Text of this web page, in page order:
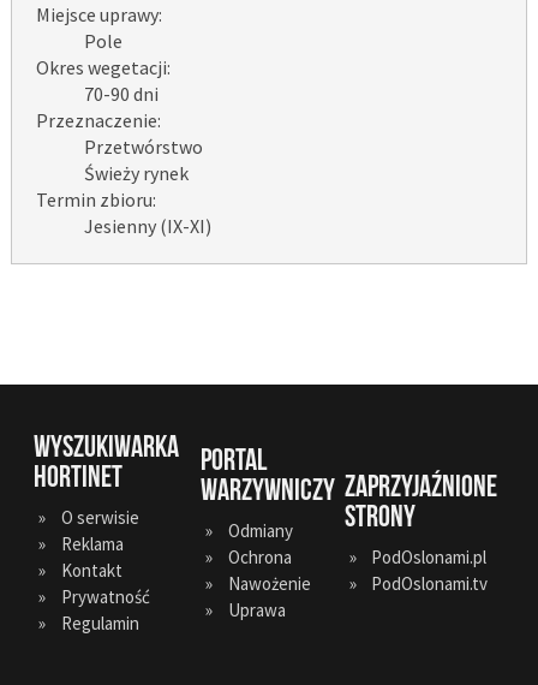
Miejsce uprawy:
Pole
Okres wegetacji:
70-90 dni
Przeznaczenie:
Przetwórstwo
Świeży rynek
Termin zbioru:
Jesienny (IX-XI)
WYSZUKIWARKA
HORTINET
O serwisie
Reklama
Kontakt
Prywatność
Regulamin
PORTAL
WARZYWNICZY
Odmiany
Ochrona
Nawożenie
Uprawa
ZAPRZYJAŹNIONE
STRONY
PodOslonami.pl
PodOslonami.tv